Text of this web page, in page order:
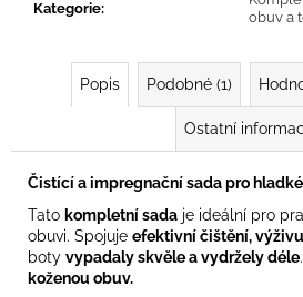
Kategorie:
obuv a
Popis Podobné (1)
Ostatní
Čistící a impregnační sada pro
Tato kompletní sada je ideální pro
obuvi. Spojuje efektivní čištění,
boty vypadaly skvěle a vydržely déle
koženou obuv.
e
MERINO
ZIMNÍ
ANTIBAKTERIÁLNÍ
PONOŽKY
299
Kč
Původně: